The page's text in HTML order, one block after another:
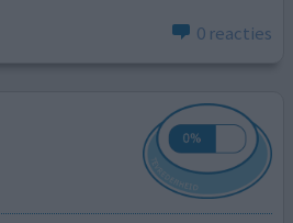
0 reacties